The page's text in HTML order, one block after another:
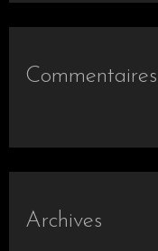
Archives